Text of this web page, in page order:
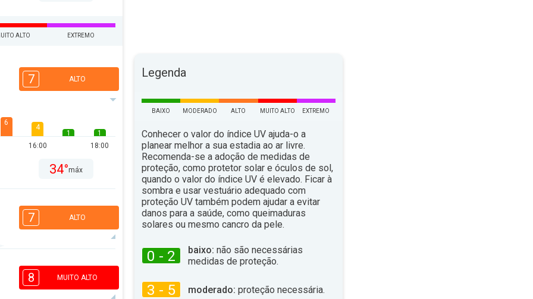
ALTO EXTREMO
7 ALTO
6
4
16:00
1
1
18:00
34°máx
7 ALTO
2
16:00
8 MUITO ALTO
Legenda
BAIXO MODERADO ALTO MUITO ALTO EXTREMO
Conhecer o valor do índice UV ajuda-o a
planear melhor a sua estadia ao ar livre.
Recomenda-se a adoção de medidas de
proteção, como protetor solar e óculos de sol,
quando o valor do índice UV é elevado. Ficar à
sombra e usar vestuário adequado com
proteção UV também podem ajudar a evitar
danos para a saúde, como queimaduras
solares ou mesmo cancro da pele.
0 - 2 baixo: não são necessárias
medidas de proteção.
3 - 5 moderado: proteção necessária.